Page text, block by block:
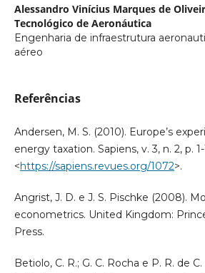
Alessandro Vinícius Marques de
Tecnológico de Aeronáutica
Engenharia de infraestrutura
aéreo
Referências
Andersen, M. S. (2010). Europe’s
energy taxation. Sapiens, v. 3, n. 2, p.
<https://sapiens.revues.org/1072>.
Angrist, J. D. e J. S. Pischke (2008).
econometrics. United Kingdom:
Press.
Betiolo, C. R.; G. C. Rocha e P. R. de